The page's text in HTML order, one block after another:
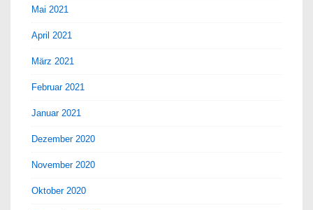
Mai 2021
April 2021
März 2021
Februar 2021
Januar 2021
Dezember 2020
November 2020
Oktober 2020